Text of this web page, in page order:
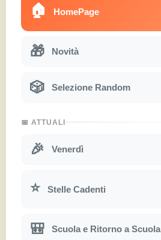
🏠 HomePage
🎁 Novità
🎲 Selezione Random
📅 ATTUALI
🎉 Venerdì
⭐ Stelle Cadenti
🎒 Scuola e Ritorno a Scuola